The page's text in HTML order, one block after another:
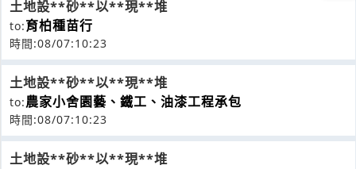
土地設**砂**以**現**堆
to:育柏種苗行
時間:08/07:10:23
土地設**砂**以**現**堆
to:農家小舍園藝、鐵工、油漆工程承包
時間:08/07:10:23
土地設**砂**以**現**堆